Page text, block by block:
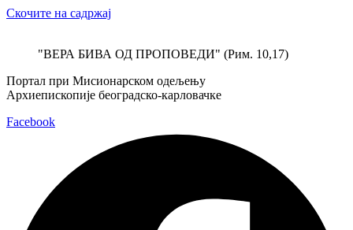
Скочите на садржај
"ВЕРА БИВА ОД ПРОПОВЕДИ" (Рим. 10,17)
Портал при Мисионарском одељењу
Архиепископије београдско-карловачке
Facebook